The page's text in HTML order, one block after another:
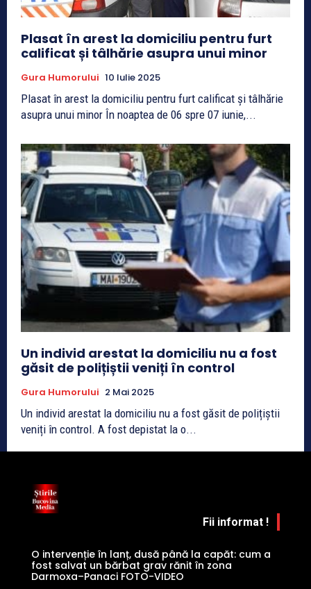
Plasat în arest la domiciliu pentru furt
calificat și tâlhărie asupra unui minor
Gura Humorului 10 Iulie 2025
Plasat în arest la domiciliu pentru furt calificat și tâlhărie
asupra unui minor În noaptea de 06 spre 07 iunie,...
Un individ arestat la domiciliu nu a fost
găsit de polițiștii veniți în control
Gura Humorului 2 Mai 2025
Un individ arestat la domiciliu nu a fost găsit de polițiștii
veniți în control. A fost depistat la o...
Fii informat !
O intervenție în lanț, dusă până la capăt: cum a
fost salvat un bărbat grav rănit în zona
Darmoxa–Panaci FOTO-VIDEO